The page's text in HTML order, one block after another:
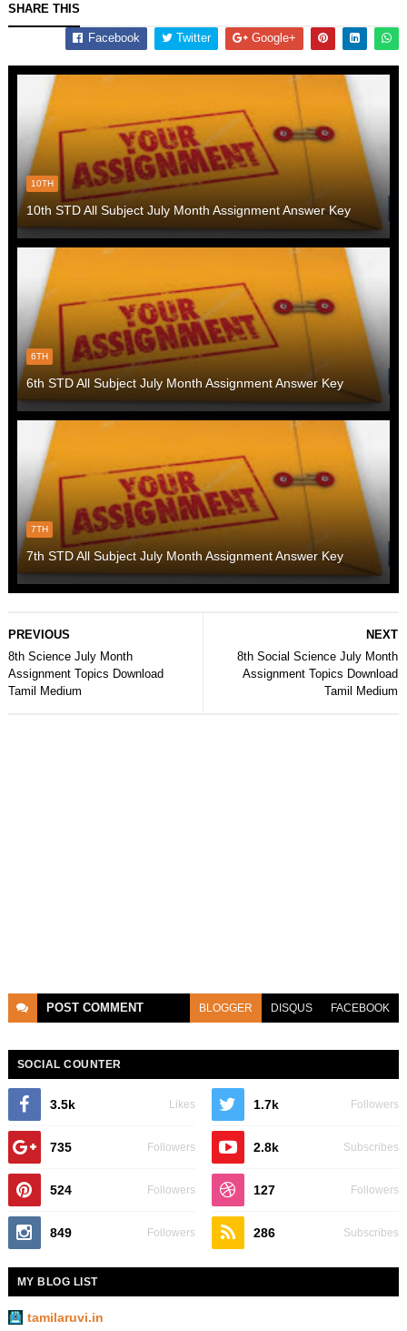
SHARE THIS
Facebook Twitter Google+
10TH
10th STD All Subject July Month Assignment Answer Key
6TH
6th STD All Subject July Month Assignment Answer Key
7TH
7th STD All Subject July Month Assignment Answer Key
NEXT
8th Social Science July Month
Assignment Topics Download
Tamil Medium
PREVIOUS
8th Science July Month
Assignment Topics Download
Tamil Medium
POST COMMENT BLOGGER DISQUS FACEBOOK
SOCIAL COUNTER
3.5k Likes 1.7k Followers
735 Followers 2.8k Subscribes
524 Followers 127 Followers
849 Followers 286 Subscribes
MY BLOG LIST
tamilaruvi.in